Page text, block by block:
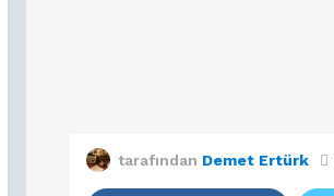
tarafından Demet Ertürk